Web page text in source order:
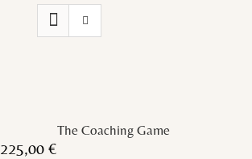
The Coaching Game
225,00 €